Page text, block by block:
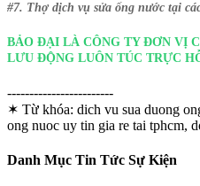
#7. Thợ dịch vụ sửa ống nước tại
BẢO ĐẠI LÀ CÔNG TY ĐƠN VỊ
LƯU ĐỘNG LUÔN TÚC TRỰC
------------------------
✶ Từ khóa: dich vu sua duong
ong nuoc uy tin gia re tai tphcm,
Danh Mục Tin Tức Sự Kiện